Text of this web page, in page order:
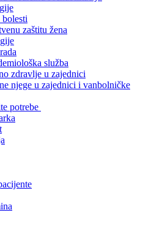
bolesti
zaštitu žena
služba
zdravlje u zajednici
njege u zajednici i vanbolničke
potrebe